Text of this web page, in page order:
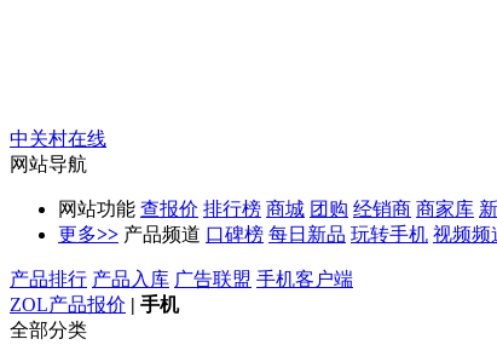
中关村在线
网站导航
网站功能 查报价 排行榜 商城 团购 经销商 商家库
更多>> 产品频道 口碑榜 每日新品 玩转手机 视频频
产品排行 产品入库 广告联盟 手机客户端
ZOL产品报价 | 手机
全部分类